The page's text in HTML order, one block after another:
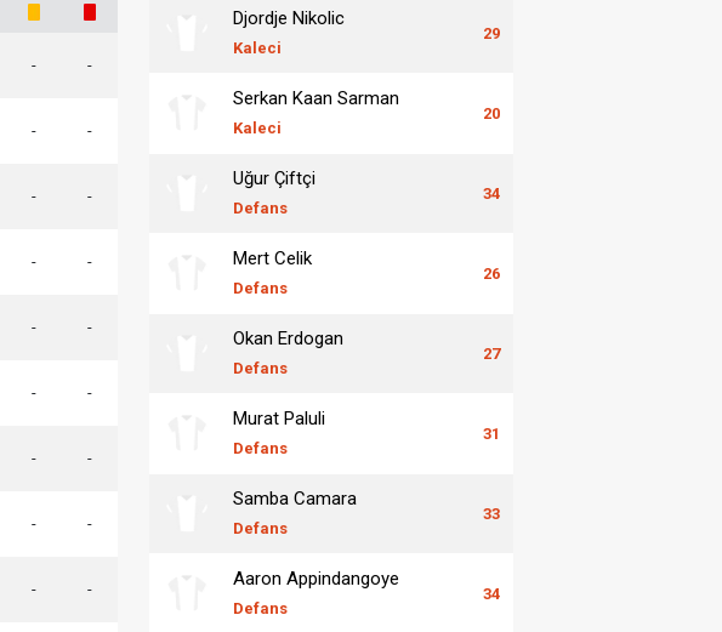
- -
- -
- -
- -
- -
- -
- -
- -
- -
Djordje Nikolic
Kaleci
29
Serkan Kaan Sarman
Kaleci
20
Uğur Çiftçi
Defans
34
Mert Celik
Defans
26
Okan Erdogan
Defans
27
Murat Paluli
Defans
31
Samba Camara
Defans
33
Aaron Appindangoye
Defans
34